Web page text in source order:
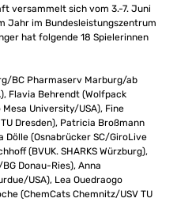
versammelt sich vom 3.-7. Juni
Jahr im Bundesleistungszentrum
hat folgende 18 Spielerinnen
BC Pharmaserv Marburg/ab
Flavia Behrendt (Wolfpack
University/USA), Fine
Dresden), Patricia Broßmann
Dölle (Osnabrücker SC/GiroLive
(BVUK. SHARKS Würzburg),
Donau-Ries), Anna
USA), Lea Ouedraogo
(ChemCats Chemnitz/USV TU